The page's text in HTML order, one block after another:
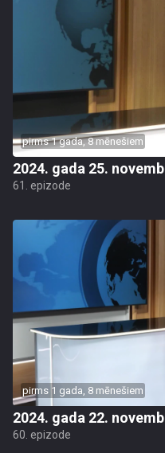
pirms 1 gada, 8 mēnešiem
2024. gada 25.
61. epizode
pirms 1 gada, 8 mēnešiem
2024. gada 22.
60. epizode